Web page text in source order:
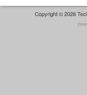
Copyright © 2026